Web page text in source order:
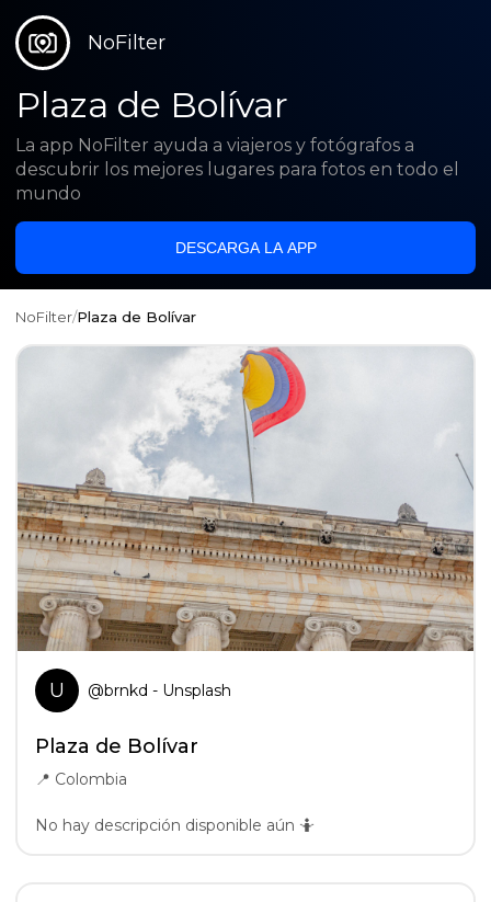
NoFilter
Plaza de Bolívar
La app NoFilter ayuda a viajeros y fotógrafos a
descubrir los mejores lugares para fotos en todo el
mundo
DESCARGA LA APP
NoFilter/Plaza de Bolívar
U @brnkd - Unsplash
Plaza de Bolívar
📍 Colombia
No hay descripción disponible aún 🤷